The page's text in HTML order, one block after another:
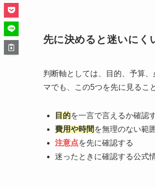
先に決めると迷いにく
判断軸としては、目的、予算
マでも、この5つを先に見るこ
目的を一言で言えるか確認
費用や時間 を無理のない範
注意点を先に確認する
迷ったときに確認する公式